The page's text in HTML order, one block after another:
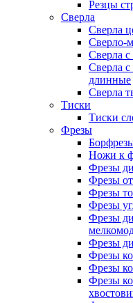
Резцы
Сверла
Сверла
Сверло-
Сверла
Сверла
длинные
Сверла
Тиски
Тиски
Фрезы
Ножи к
Фрезы
Фрезы
Фрезы
Фрезы
Фрезы
Фрезы
Фрезы
Фрезы
Фрезы